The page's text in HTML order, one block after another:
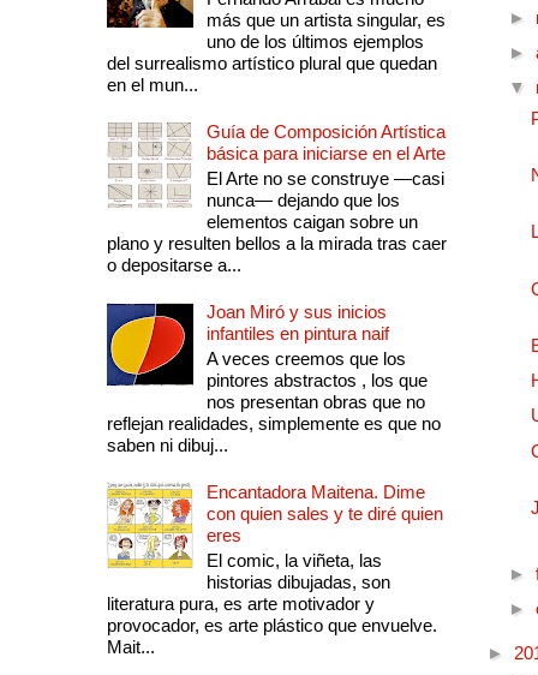
más que un artista singular, es
uno de los últimos ejemplos
del surrealismo artístico plural que quedan
en el mun...
Guía de Composición Artística
básica para iniciarse en el Arte
El Arte no se construye —casi
nunca— dejando que los
elementos caigan sobre un
plano y resulten bellos a la mirada tras caer
o depositarse a...
Joan Miró y sus inicios
infantiles en pintura naif
A veces creemos que los
pintores abstractos , los que
nos presentan obras que no
reflejan realidades, simplemente es que no
saben ni dibuj...
Encantadora Maitena. Dime
con quien sales y te diré quien
eres
El comic, la viñeta, las
historias dibujadas, son
literatura pura, es arte motivador y
provocador, es arte plástico que envuelve.
Mait...
►
►
▼
►
►
►